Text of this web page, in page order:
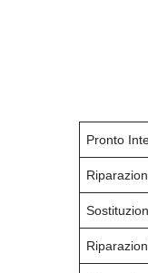
Pronto